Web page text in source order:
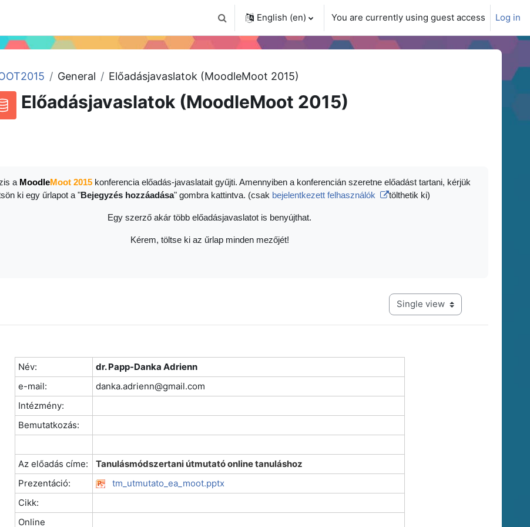
Toggle search input
English ‎(en)‎ You are currently using guest access Log in
General Előadásjavaslatok (MoodleMoot 2015)
Előadásjavaslatok (MoodleMoot 2015)
a MoodleMoot 2015 konferencia előadás-javaslatait gyűjti. Amennyiben a konferencián szeretne előadást tartani, kérjük
ki egy űrlapot a "Bejegyzés hozzáadása" gombra kattintva. (csak bejelentkezett felhasználók tölthetik ki)
Egy szerző akár több előadásjavaslatot is benyújthat.
Kérem, töltse ki az űrlap minden mezőjét!
View mode tertiary navigation
Név:
dr. Papp-Danka Adrienn
e-mail:
danka.adrienn@gmail.com
Intézmény:
Bemutatkozás:
Az előadás címe:
Tanulásmódszertani útmutató online tanuláshoz
Prezentáció:
tm_utmutato_ea_moot.pptx
Cikk:
Online